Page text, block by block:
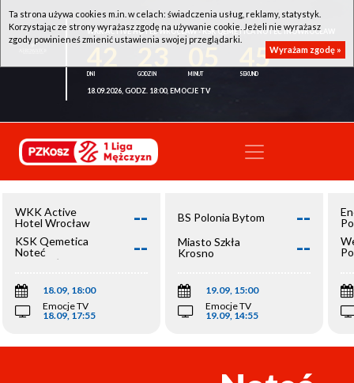
WKK ACTIVE HOTEL WROCŁAW - KSK QEMETICA NOTEĆ INOWROCŁAW
45
18.09.2026, GODZ. 18:00, EMOCJE TV
WKK Active
Hotel Wrocław
--
KSK Qemetica
Noteć
Inowrocław
--
18.09, 18:00
Emocje TV
18.09, 17:55
BS Polonia Bytom --
Miasto Szkła
Krosno
--
19.09, 15:00
Emocje TV
19.09, 14:55
Ta strona używa cookies m.in. w celach: świadczenia usług, reklamy, statystyk.
Korzystając ze strony wyrażasz zgodę na używanie cookie. Jeżeli nie wyrażasz
zgody powinieneś zmienić ustawienia swojej przeglądarki.
Wyrażam zgodę »